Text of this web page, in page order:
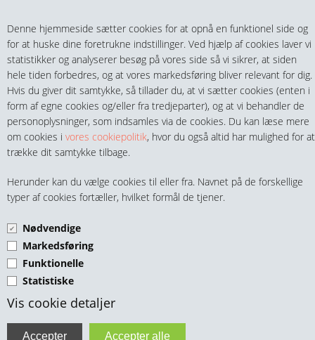
Denne hjemmeside sætter cookies for at opnå en funktionel side og
for at huske dine foretrukne indstillinger. Ved hjælp af cookies laver vi
statistikker og analyserer besøg på vores side så vi sikrer, at siden
hele tiden forbedres, og at vores markedsføring bliver relevant for dig.
Hvis du giver dit samtykke, så tillader du, at vi sætter cookies (enten i
form af egne cookies og/eller fra tredjeparter), og at vi behandler de
personoplysninger, som indsamles via de cookies. Du kan læse mere
om cookies i vores cookiepolitik, hvor du også altid har mulighed for at
trække dit samtykke tilbage.
Herunder kan du vælge cookies til eller fra. Navnet på de forskellige
typer af cookies fortæller, hvilket formål de tjener.
Nødvendige
Markedsføring
Funktionelle
Statistiske
Vis cookie detaljer
Teltech.dk 0 vare(r) i kurven
0,00 DKK
MENU
HANER & VENTILER
SLANGER, KOBLINGER & TILBEHØR
RØR & TILBEHØR
TEKNIK & AUTOMATIK
VA FITTINGS & VENTILER
BRYSTNIPPEL REDUKTION
MS
Red. Brystnippel 1/4"-1/8" MS